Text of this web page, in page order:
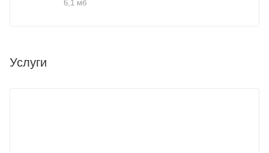
6,1 мб
Услуги